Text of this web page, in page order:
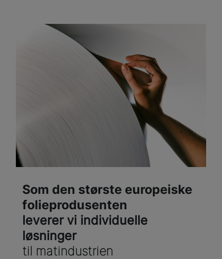
Som den største europeiske
folieprodusenten
leverer vi individuelle
løsninger
til matindustrien